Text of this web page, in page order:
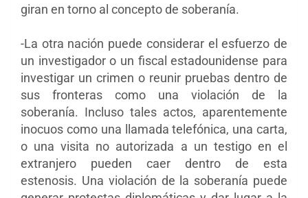
giran en torno al concepto de soberanía.
-La otra nación puede considerar el esfuerzo de
un investigador o un fiscal estadounidense para
investigar un crimen o reunir pruebas dentro de
sus fronteras como una violación de la
soberanía. Incluso tales actos, aparentemente
inocuos como una llamada telefónica, una carta,
o una visita no autorizada a un testigo en el
extranjero pueden caer dentro de esta
estenosis. Una violación de la soberanía puede